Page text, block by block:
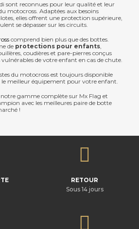
sont reconnues pour leur qualité et leur
motocross. Adaptées aux besoins
elles offrent une protection supérieure,
se dépasser sur les circuits.
comprend bien plus que des bottes.
de protections pour enfants,
coudières et pare-pierres conçus
de votre enfant en cas de chute.
du motocross est toujours disponible
le meilleur équipement pour votre enfant.
gamme complète sur Mx Flag et
avec les meilleures paire de botte
!
RETOUR
Sous 14 jours